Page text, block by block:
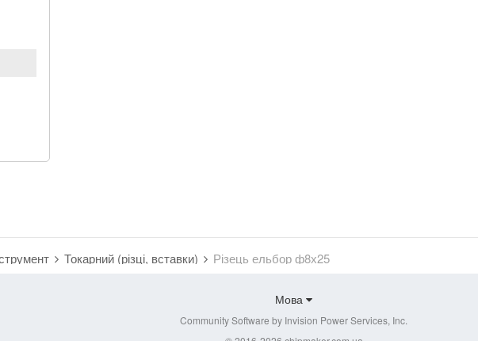
Токарний (різці, вставки) Різець ельбор ф8х25
Мова
Community Software by Invision Power Services, Inc.